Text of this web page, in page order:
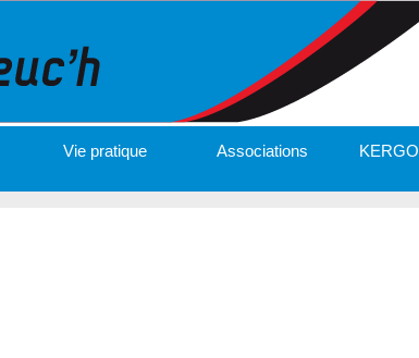
Vie pratique Associations KERGO